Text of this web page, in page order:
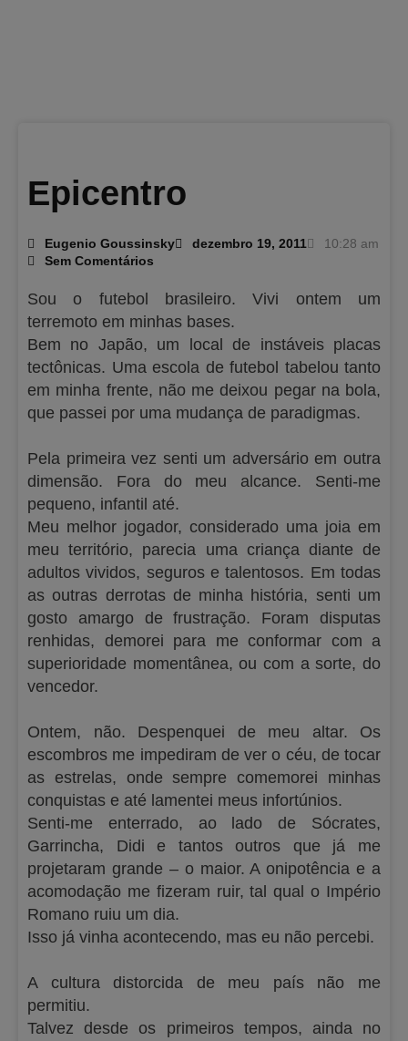
Epicentro
Eugenio Goussinsky dezembro 19, 2011
10:28 am
Sem Comentários
Sou o futebol brasileiro. Vivi ontem um
terremoto em minhas bases.
Bem no Japão, um local de instáveis placas
tectônicas. Uma escola de futebol tabelou tanto
em minha frente, não me deixou pegar na bola,
que passei por uma mudança de paradigmas.
Pela primeira vez senti um adversário em outra
dimensão. Fora do meu alcance. Senti-me
pequeno, infantil até.
Meu melhor jogador, considerado uma joia em
meu território, parecia uma criança diante de
adultos vividos, seguros e talentosos. Em todas
as outras derrotas de minha história, senti um
gosto amargo de frustração. Foram disputas
renhidas, demorei para me conformar com a
superioridade momentânea, ou com a sorte, do
vencedor.
Ontem, não. Despenquei de meu altar. Os
escombros me impediram de ver o céu, de tocar
as estrelas, onde sempre comemorei minhas
conquistas e até lamentei meus infortúnios.
Senti-me enterrado, ao lado de Sócrates,
Garrincha, Didi e tantos outros que já me
projetaram grande – o maior. A onipotência e a
acomodação me fizeram ruir, tal qual o Império
Romano ruiu um dia.
Isso já vinha acontecendo, mas eu não percebi.
A cultura distorcida de meu país não me
permitiu.
Talvez desde os primeiros tempos, ainda no